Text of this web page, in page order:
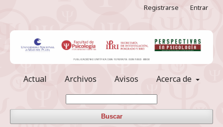
Actual Archivos Avisos Acerca de
Buscar
Registrarse Entrar